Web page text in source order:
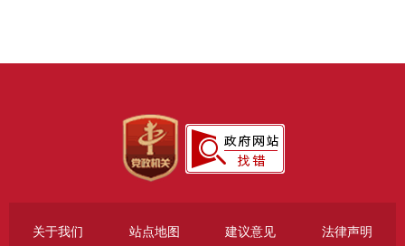
关于我们 站点地图 建议意见 法律声明